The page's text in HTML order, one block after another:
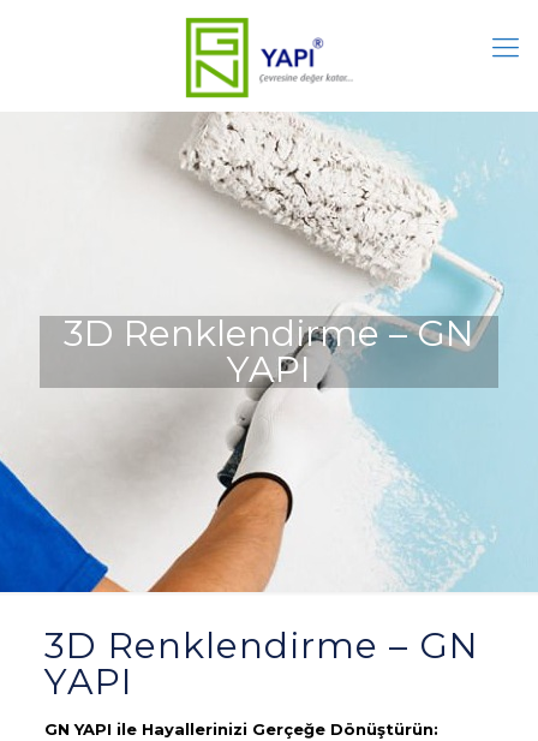
3D Renklendirme – GN
YAPI
3D Renklendirme – GN
YAPI
GN YAPI ile Hayallerinizi Gerçeğe Dönüştürün: